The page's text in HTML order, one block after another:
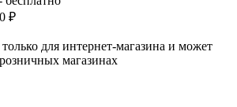
₽
для интернет-магазина и может
магазинах